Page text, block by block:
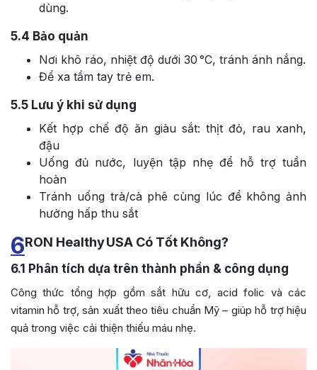
dùng.
5.4 Bảo quản
Nơi khô ráo, nhiệt độ dưới 30 °C, tránh ánh nắng.
Để xa tầm tay trẻ em.
5.5 Lưu ý khi sử dụng
Kết hợp chế độ ăn giàu sắt: thịt đỏ, rau xanh,
đậu
Uống đủ nước, luyện tập nhẹ để hỗ trợ tuần
hoàn
Tránh uống trà/cà phê cùng lúc để không ảnh
hưởng hấp thu sắt
6RON Healthy USA Có Tốt Không?
6.1 Phân tích dựa trên thành phần & công dụng
Công thức tổng hợp gồm sắt hữu cơ, acid folic và các
vitamin hỗ trợ, sản xuất theo tiêu chuẩn Mỹ – giúp hỗ trợ hiệu
quả trong việc cải thiện thiếu máu nhẹ.